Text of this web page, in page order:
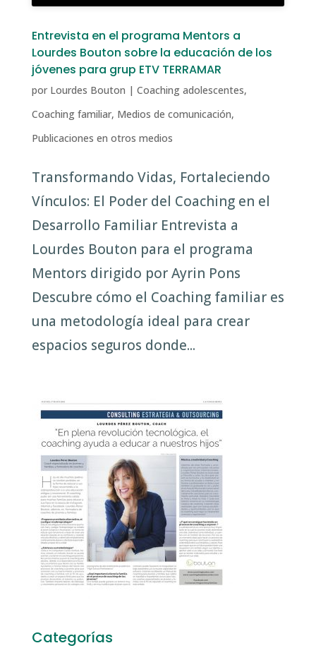
Entrevista en el programa Mentors a
Lourdes Bouton sobre la educación de los
jóvenes para grup ETV TERRAMAR
por Lourdes Bouton | Coaching adolescentes,
Coaching familiar, Medios de comunicación,
Publicaciones en otros medios
Transformando Vidas, Fortaleciendo
Vínculos: El Poder del Coaching en el
Desarrollo Familiar Entrevista a
Lourdes Bouton para el programa
Mentors dirigido por Ayrin Pons
Descubre cómo el Coaching familiar es
una metodología ideal para crear
espacios seguros donde...
Categorías